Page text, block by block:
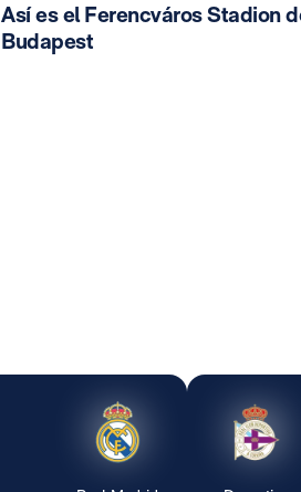
Así es el Ferencváros Stadion
Budapest